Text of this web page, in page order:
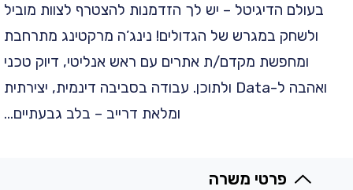
בעולם הדיגיטל – יש לך הזדמנות להצטרף לצוות מוביל
ולשחק במגרש של הגדולים! נינג’ה מרקטינג מתרחבת
ומחפשת מקדם/ת אתרים עם ראש אנליטי, דיוק טכני
ואהבה ל-Data ולתוכן. עבודה בסביבה דינמית, יצירתית
ומלאת דרייב – בלב גבעתיים…
פרטי משרה